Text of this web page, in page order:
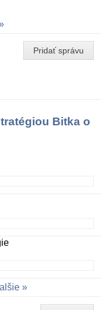
Pridať správu
Bitka o